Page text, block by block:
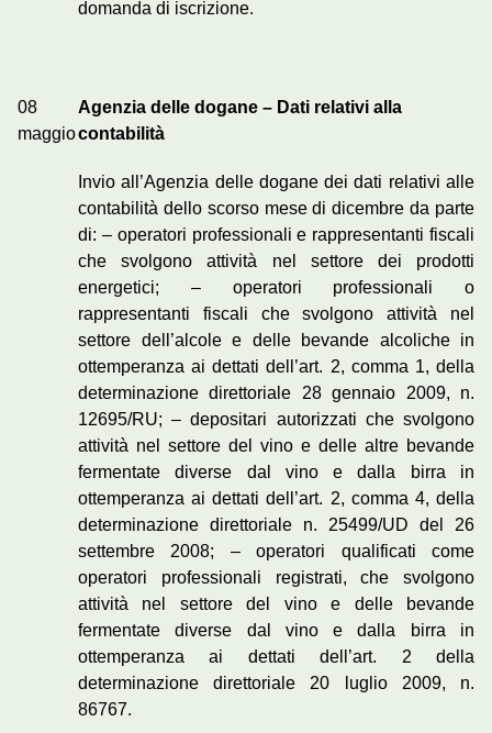
domanda di iscrizione.
08
maggio
Agenzia delle dogane – Dati relativi alla
contabilità
Invio all’Agenzia delle dogane dei dati relativi alle
contabilità dello scorso mese di dicembre da parte
di: – operatori professionali e rappresentanti fiscali
che svolgono attività nel settore dei prodotti
energetici; – operatori professionali o
rappresentanti fiscali che svolgono attività nel
settore dell’alcole e delle bevande alcoliche in
ottemperanza ai dettati dell’art. 2, comma 1, della
determinazione direttoriale 28 gennaio 2009, n.
12695/RU; – depositari autorizzati che svolgono
attività nel settore del vino e delle altre bevande
fermentate diverse dal vino e dalla birra in
ottemperanza ai dettati dell’art. 2, comma 4, della
determinazione direttoriale n. 25499/UD del 26
settembre 2008; – operatori qualificati come
operatori professionali registrati, che svolgono
attività nel settore del vino e delle bevande
fermentate diverse dal vino e dalla birra in
ottemperanza ai dettati dell’art. 2 della
determinazione direttoriale 20 luglio 2009, n.
86767.